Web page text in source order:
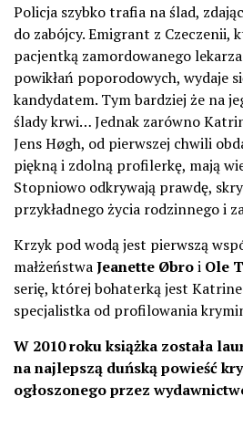
Policja szybko trafia na ślad,
do zabójcy. Emigrant z Czeczenii,
pacjentką zamordowanego
powikłań poporodowych, wydaje
kandydatem. Tym bardziej że na
ślady krwi… Jednak zarówno
Jens Høgh, od pierwszej chwili
piękną i zdolną profilerkę, mają
Stopniowo odkrywają prawdę,
przykładnego życia rodzinnego i
Krzyk pod wodą jest pierwszą
małżeństwaJeanette Øbroi Ole
serię, której bohaterką jest
specjalistka od profilowania
W 2010 roku książka została
na najlepszą duńską powieść
ogłoszonego przez